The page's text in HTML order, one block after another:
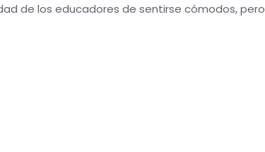
de los educadores de sentirse cómodos, pero